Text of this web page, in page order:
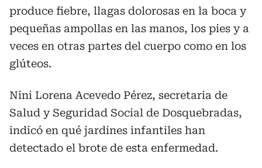
produce fiebre, llagas dolorosas en la boca y
pequeñas ampollas en las manos, los pies y a
veces en otras partes del cuerpo como en los
glúteos.
Nini Lorena Acevedo Pérez, secretaria de
Salud y Seguridad Social de Dosquebradas,
indicó en qué jardines infantiles han
detectado el brote de esta enfermedad.